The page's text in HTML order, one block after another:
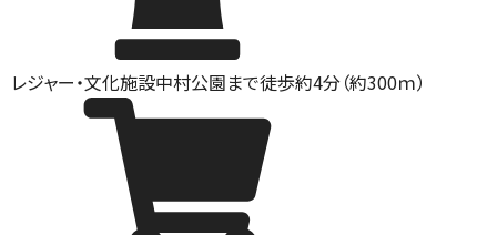
レジャー・文化施設中村公園まで徒歩約4分（約300ｍ）